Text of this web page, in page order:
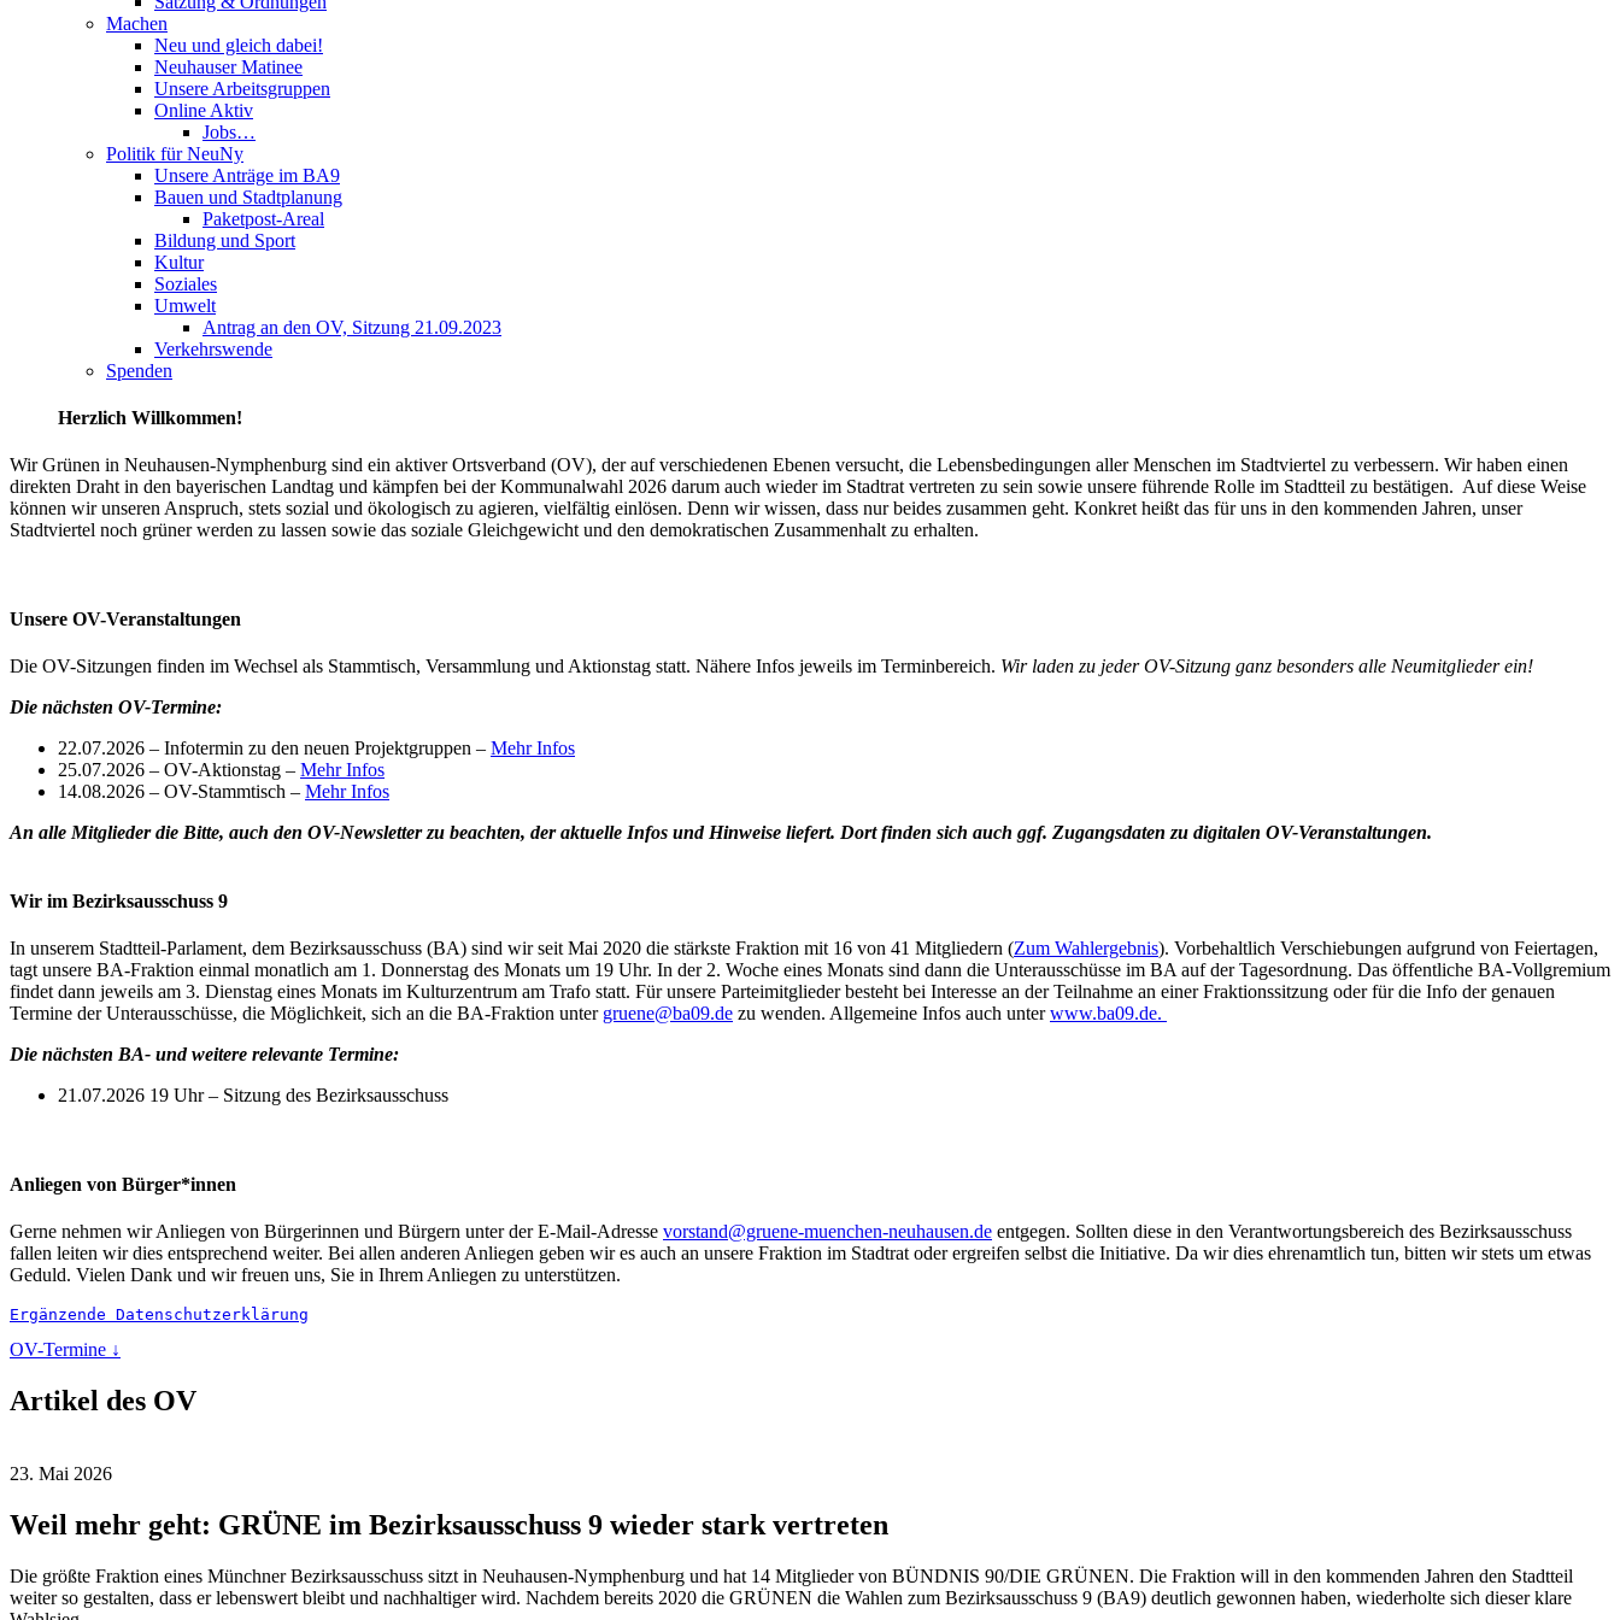
Machen
Neu und gleich dabei!
Neuhauser Matinee
Unsere Arbeitsgruppen
Online Aktiv
Jobs…
Politik für NeuNy
Unsere Anträge im BA9
Bauen und Stadtplanung
Paketpost-Areal
Bildung und Sport
Kultur
Soziales
Umwelt
Antrag an den OV, Sitzung 21.09.2023
Verkehrswende
Spenden
Herzlich Willkommen!
Wir Grünen in Neuhausen-Nymphenburg sind ein aktiver Ortsverband (OV), der auf verschiedenen Ebenen versucht, die Lebensbedingungen aller Menschen im Stadtviertel zu verbessern. Wir haben einen
direkten Draht in den bayerischen Landtag und kämpfen bei der Kommunalwahl 2026 darum auch wieder im Stadtrat vertreten zu sein sowie unsere führende Rolle im Stadtteil zu bestätigen. Auf diese Weise
können wir unseren Anspruch, stets sozial und ökologisch zu agieren, vielfältig einlösen. Denn wir wissen, dass nur beides zusammen geht. Konkret heißt das für uns in den kommenden Jahren, unser
Stadtviertel noch grüner werden zu lassen sowie das soziale Gleichgewicht und den demokratischen Zusammenhalt zu erhalten.
Unsere OV-Veranstaltungen
Die OV-Sitzungen finden im Wechsel als Stammtisch, Versammlung und Aktionstag statt. Nähere Infos jeweils im Terminbereich. Wir laden zu jeder OV-Sitzung ganz besonders alle Neumitglieder ein!
Die nächsten OV-Termine:
22.07.2026 – Infotermin zu den neuen Projektgruppen – Mehr Infos
25.07.2026 – OV-Aktionstag – Mehr Infos
14.08.2026 – OV-Stammtisch – Mehr Infos
An alle Mitglieder die Bitte, auch den OV-Newsletter zu beachten, der aktuelle Infos und Hinweise liefert. Dort finden sich auch ggf. Zugangsdaten zu digitalen OV-Veranstaltungen.
Wir im Bezirksausschuss 9
In unserem Stadtteil-Parlament, dem Bezirksausschuss (BA) sind wir seit Mai 2020 die stärkste Fraktion mit 16 von 41 Mitgliedern (Zum Wahlergebnis). Vorbehaltlich Verschiebungen aufgrund von Feiertagen,
tagt unsere BA-Fraktion einmal monatlich am 1. Donnerstag des Monats um 19 Uhr. In der 2. Woche eines Monats sind dann die Unterausschüsse im BA auf der Tagesordnung. Das öffentliche BA-Vollgremium
findet dann jeweils am 3. Dienstag eines Monats im Kulturzentrum am Trafo statt. Für unsere Parteimitglieder besteht bei Interesse an der Teilnahme an einer Fraktionssitzung oder für die Info der genauen
Termine der Unterausschüsse, die Möglichkeit, sich an die BA-Fraktion unter gruene@ba09.de zu wenden. Allgemeine Infos auch unterwww.ba09.de.
Die nächsten BA- und weitere relevante Termine:
21.07.2026 19 Uhr – Sitzung des Bezirksausschuss
Anliegen von Bürger*innen
Gerne nehmen wir Anliegen von Bürgerinnen und Bürgern unter der E-Mail-Adresse vorstand@gruene-muenchen-neuhausen.de entgegen. Sollten diese in den Verantwortungsbereich des Bezirksausschuss
fallen leiten wir dies entsprechend weiter. Bei allen anderen Anliegen geben wir es auch an unsere Fraktion im Stadtrat oder ergreifen selbst die Initiative. Da wir dies ehrenamtlich tun, bitten wir stets um etwas
Geduld. Vielen Dank und wir freuen uns, Sie in Ihrem Anliegen zu unterstützen.
Ergänzende Datenschutzerklärung
OV-Termine ↓
Artikel des OV
23. Mai 2026
Weil mehr geht: GRÜNE im Bezirksausschuss 9 wieder stark vertreten
Die größte Fraktion eines Münchner Bezirksausschuss sitzt in Neuhausen-Nymphenburg und hat 14 Mitglieder von BÜNDNIS 90/DIE GRÜNEN. Die Fraktion will in den kommenden Jahren den Stadtteil
weiter so gestalten, dass er lebenswert bleibt und nachhaltiger wird. Nachdem bereits 2020 die GRÜNEN die Wahlen zum Bezirksausschuss 9 (BA9) deutlich gewonnen haben, wiederholte sich dieser klare